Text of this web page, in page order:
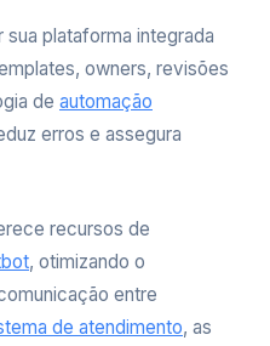
plataforma integrada
owners, revisões
de automação
erros e assegura
recursos de
, otimizando o
entre
de atendimento, as